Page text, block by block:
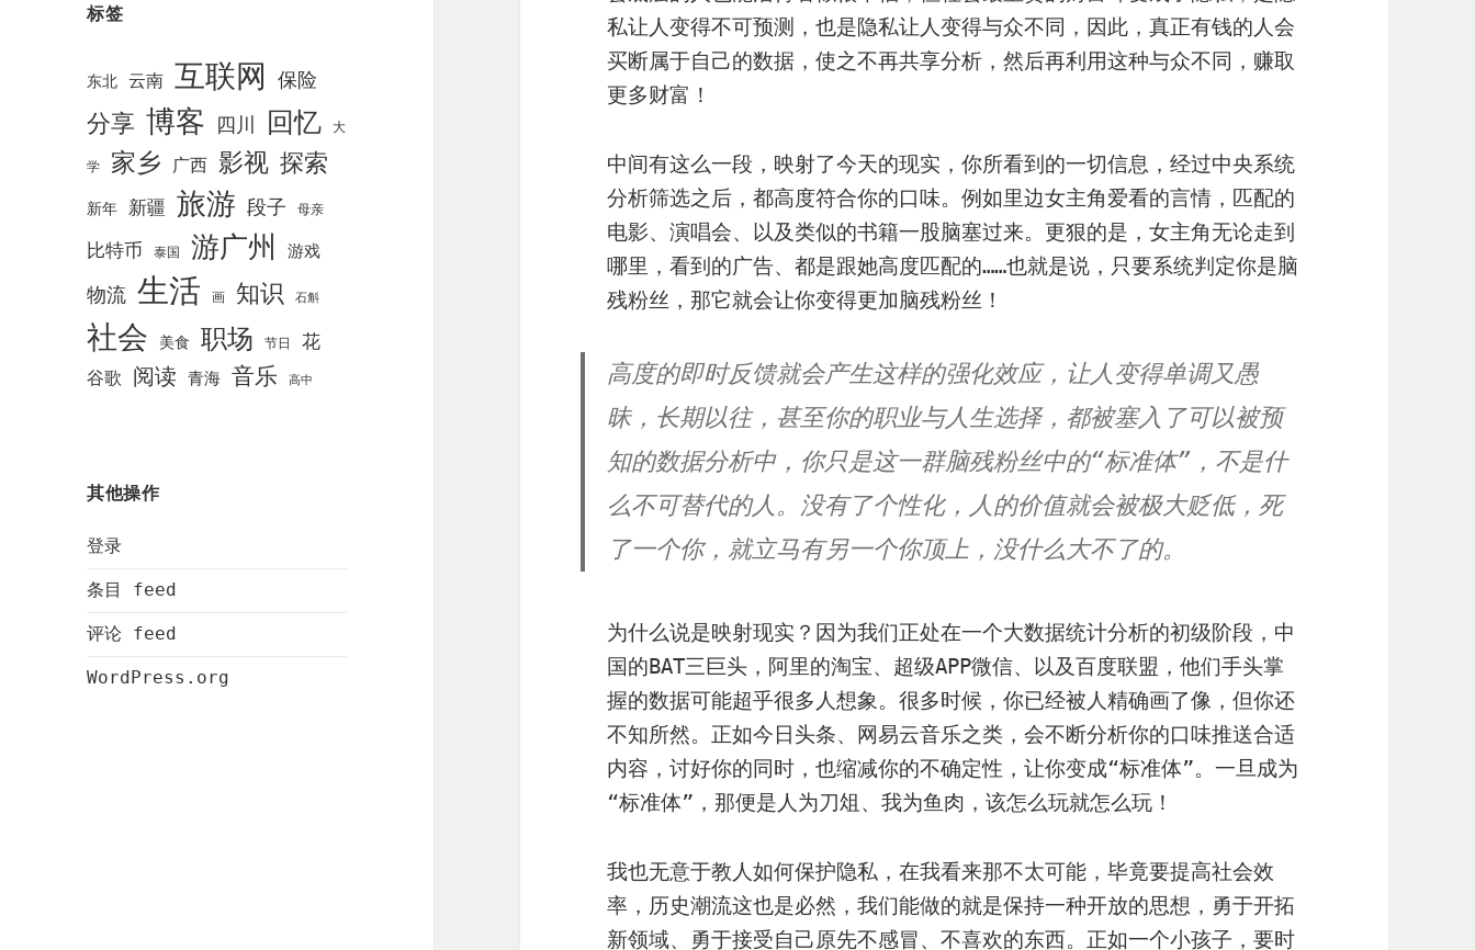
标签
东北 云南 互联网 保险
分享 博客 四川 回忆 大
学 家乡 广西 影视 探索
新年 新疆 旅游 段子 母亲
比特币 泰国 游广州 游戏
物流 生活 画 知识 石斛
社会 美食 职场 节日
花
谷歌
阅读 青海 音乐 高中
其他操作
登录
条目 feed
评论 feed
WordPress.org
私让人变得不可预测，也是隐私让人变得与众不同，因此，真正有钱的人会
买断属于自己的数据，使之不再共享分析，然后再利用这种与众不同，赚取
更多财富！
中间有这么一段，映射了今天的现实，你所看到的一切信息，经过中央系统
分析筛选之后，都高度符合你的口味。例如里边女主角爱看的言情，匹配的
电影、演唱会、以及类似的书籍一股脑塞过来。更狠的是，女主角无论走到
哪里，看到的广告、都是跟她高度匹配的……也就是说，只要系统判定你是脑
残粉丝，那它就会让你变得更加脑残粉丝！
高度的即时反馈就会产生这样的强化效应，让人变得单调又愚
昧，长期以往，甚至你的职业与人生选择，都被塞入了可以被预
知的数据分析中，你只是这一群脑残粉丝中的“标准体”，不是什
么不可替代的人。没有了个性化，人的价值就会被极大贬低，死
了一个你，就立马有另一个你顶上，没什么大不了的。
为什么说是映射现实？因为我们正处在一个大数据统计分析的初级阶段，中
国的BAT三巨头，阿里的淘宝、超级APP微信、以及百度联盟，他们手头掌
握的数据可能超乎很多人想象。很多时候，你已经被人精确画了像，但你还
不知所然。正如今日头条、网易云音乐之类，会不断分析你的口味推送合适
内容，讨好你的同时，也缩减你的不确定性，让你变成“标准体”。一旦成为
“标准体”，那便是人为刀俎、我为鱼肉，该怎么玩就怎么玩！
我也无意于教人如何保护隐私，在我看来那不太可能，毕竟要提高社会效
率，历史潮流这也是必然，我们能做的就是保持一种开放的思想，勇于开拓
新领域、勇于接受自己原先不感冒、不喜欢的东西。正如一个小孩子，要时